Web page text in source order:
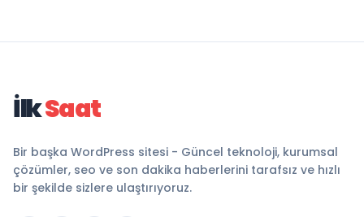
İlkSaat
Bir başka WordPress sitesi - Güncel teknoloji, kurumsal
çözümler, seo ve son dakika haberlerini tarafsız ve hızlı
bir şekilde sizlere ulaştırıyoruz.